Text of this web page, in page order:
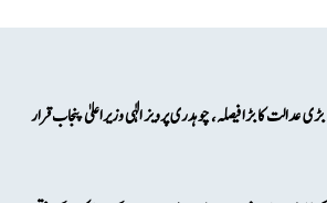
بڑی عدالت کا بڑا فیصلہ، چوہدری پرویز الٰہی وزیراعلیٰ پنجاب قرار